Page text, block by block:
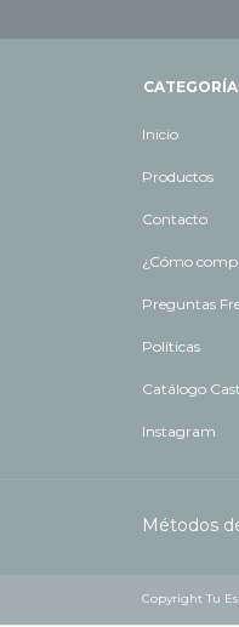
Inicio
Productos
Contacto
¿Cómo
Preguntas
Políticas
Catálogo
Instagram
Métodos
Copyright Tu